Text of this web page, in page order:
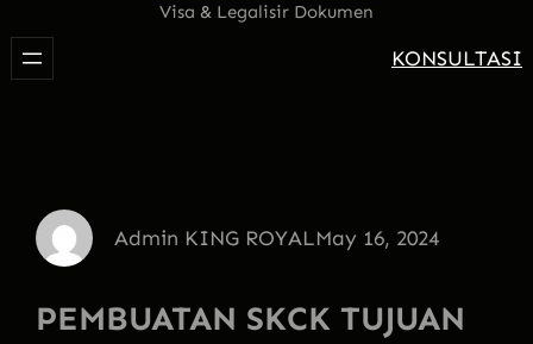
Visa & Legalisir Dokumen
KONSULTASI
Admin KING ROYALMay 16, 2024
PEMBUATAN SKCK TUJUAN